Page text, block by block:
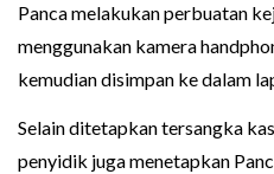
Panca melakukan perbuatan
menggunakan kamera
kemudian disimpan ke dalam
Selain ditetapkan tersangka
penyidik juga menetapkan